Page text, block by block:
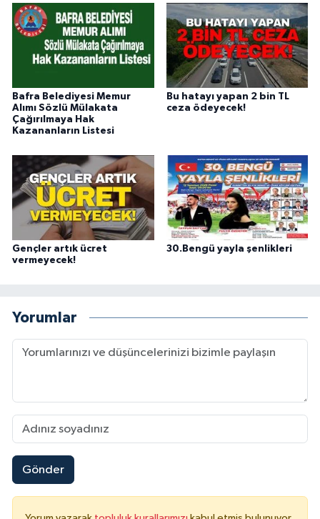
Bafra Belediyesi Memur
Alımı Sözlü Mülakata
Çağırılmaya Hak
Kazananların Listesi
Bu hatayı yapan 2 bin TL
ceza ödeyecek!
Gençler artık ücret
vermeyecek!
30.Bengü yayla şenlikleri
Yorumlar
Gönder